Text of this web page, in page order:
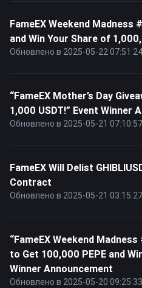
FameEX Weekend Madness
and Win Your Share of
Обновлено в 2025-05-22 07:51:24
“FameEX Mother’s Day
1,000 USDT!” Event Winner
Обновлено в 2025-05-21 07:10:57
FameEX Will Delist
Contract
Обновлено в 2025-05-21 03:15:27
“FameEX Weekend
to Get 100,000 PEPE and
Winner Announcement
Обновлено в 2025-05-20 09:25:33